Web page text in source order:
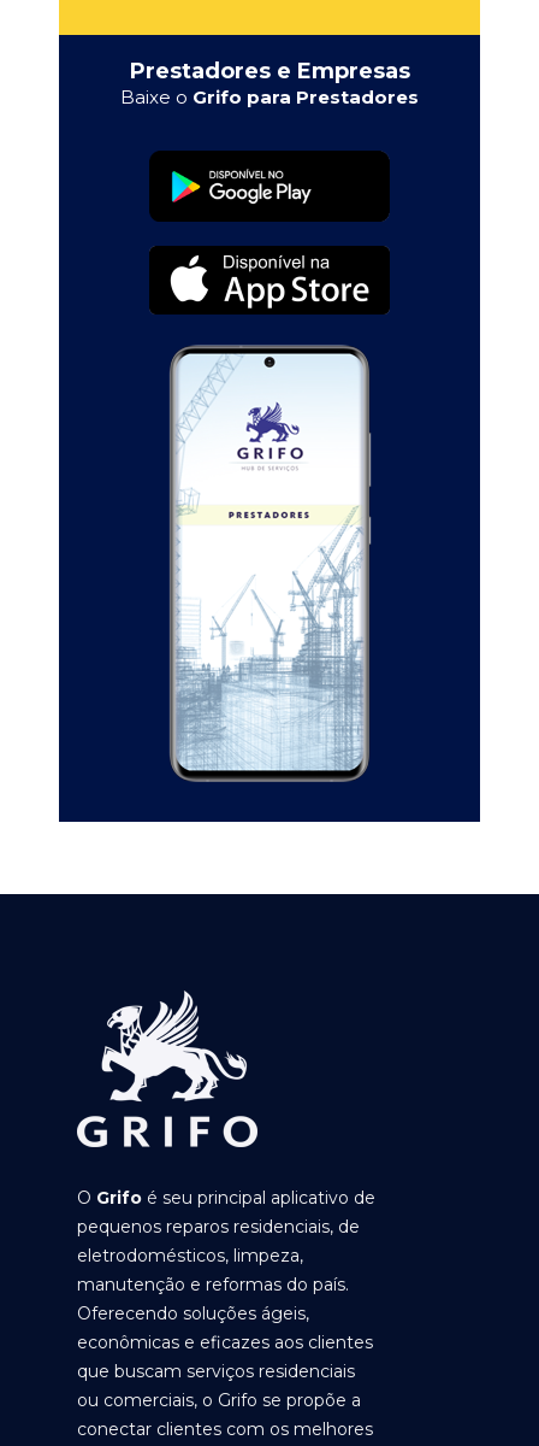
Prestadores e Empresas
Baixe o Grifo para Prestadores
O Grifo é seu principal aplicativo de
pequenos reparos residenciais, de
eletrodomésticos, limpeza,
manutenção e reformas do país.
Oferecendo soluções ágeis,
econômicas e eficazes aos clientes
que buscam serviços residenciais
ou comerciais, o Grifo se propõe a
conectar clientes com os melhores